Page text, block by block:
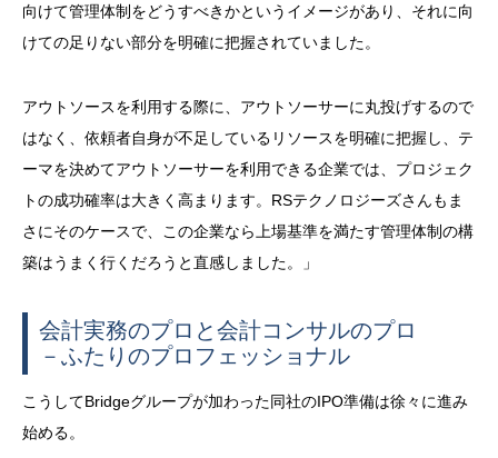
向けて管理体制をどうすべきかというイメージがあり、それに向
けての足りない部分を明確に把握されていました。
アウトソースを利用する際に、アウトソーサーに丸投げするので
はなく、依頼者自身が不足しているリソースを明確に把握し、テ
ーマを決めてアウトソーサーを利用できる企業では、プロジェク
トの成功確率は大きく高まります。RSテクノロジーズさんもま
さにそのケースで、この企業なら上場基準を満たす管理体制の構
築はうまく行くだろうと直感しました。」
会計実務のプロと会計コンサルのプロ
－ふたりのプロフェッショナル
こうしてBridgeグループが加わった同社のIPO準備は徐々に進み
始める。